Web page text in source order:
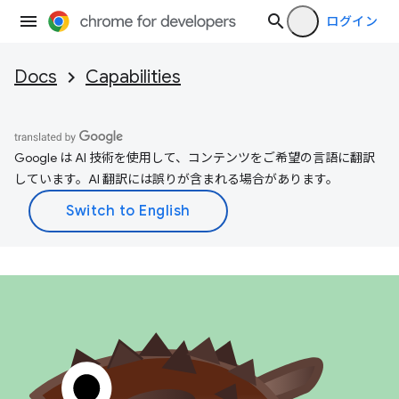
ログイン
Docs Capabilities
Google は AI 技術を使用して、コンテンツをご希望の言語に翻訳
しています。AI 翻訳には誤りが含まれる場合があります。